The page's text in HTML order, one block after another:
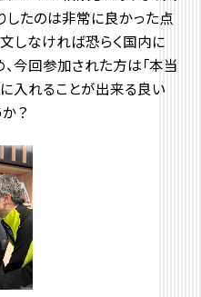
したのは非常に良かった点
しなければ恐らく国内に
今回参加された方は「本当
入れることが出来る良い
？